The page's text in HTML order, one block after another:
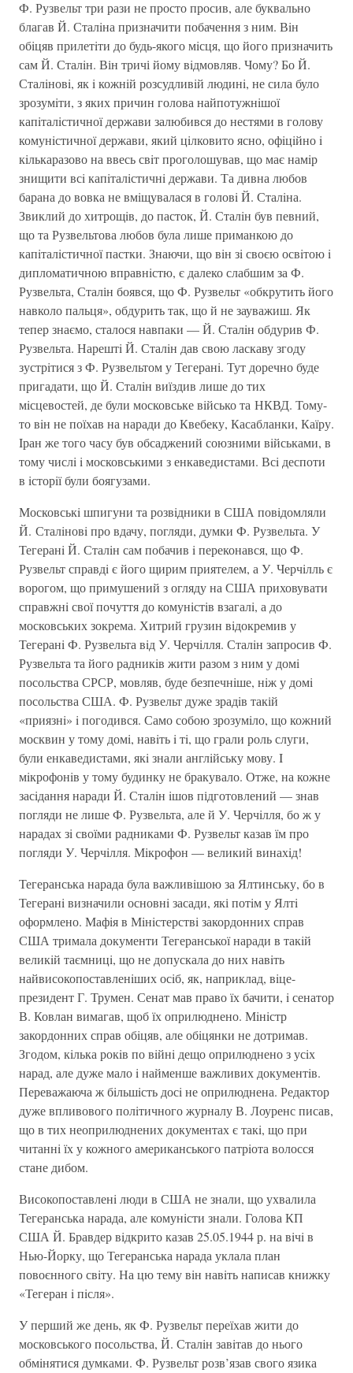
Ф. Рузвельт три рази не просто просив, але буквально
благав Й. Сталiна призначити побачення з ним. Вiн
обiцяв прилетiти до будь-якого мiсця, що його призначить
сам Й. Сталiн. Він тричі йому вiдмовляв. Чому? Бо Й.
Сталiновi, як i кожнiй розсудливiй людинi, не сила було
зрозумiти, з яких причин голова найпотужнiшої
капiталiстичної держави залюбився до нестями в голову
комунiстичної держави, який цiлковито ясно, офiцiйно i
кiлькаразово на ввесь свiт проголошував, що має намiр
знищити всi капiталiстичнi держави. Та дивна любов
барана до вовка не вмiщувалася в головi Й. Сталiна.
Звиклий до хитрощiв, до пасток, Й. Сталiн був певний,
що та Рузвельтова любов була лише приманкою до
капiталiстичної пастки. Знаючи, що вiн зi своєю освiтою i
дипломатичною вправнiстю, є далеко слабшим за Ф.
Рузвельта, Сталін боявся, що Ф. Рузвельт «обкрутить його
навколо пальця», обдурить так, що й не зауважиш. Як
тепер знаємо, сталося навпаки — Й. Сталiн обдурив Ф.
Рузвельта. Нарештi Й. Сталiн дав свою ласкаву згоду
зустрiтися з Ф. Рузвельтом у Тегеранi. Тут доречно буде
пригадати, що Й. Сталiн виїздив лише до тих
мiсцевостей, де були московське вiйсько та НКВД. Тому-
то вiн не поїхав на наради до Квебеку, Касабланки, Каїру.
Iран же того часу був обсаджений союзними вiйськами, в
тому числi i московськими з енкаведистами. Всi деспоти
в iсторiї були боягузами.
Московськi шпигуни та розвiдники в США повiдомляли
Й. Сталiновi про вдачу, погляди, думки Ф. Рузвельта. У
Тегеранi Й. Сталiн сам побачив i переконався, що Ф.
Рузвельт справдi є його щирим приятелем, а У. Черчiлль є
ворогом, що примушений з огляду на США приховувати
справжнi свої почуття до комунiстiв взагалi, а до
московських зокрема. Хитрий грузин вiдокремив у
Тегеранi Ф. Рузвельта вiд У. Черчiлля. Сталiн запросив Ф.
Рузвельта та його радникiв жити разом з ним у домi
посольства СРСР, мовляв, буде безпечнiше, нiж у домi
посольства США. Ф. Рузвельт дуже зрадiв такій
«приязнi» i погодився. Само собою зрозумiло, що кожний
москвин у тому домi, навiть i тi, що грали роль слуги,
були енкаведистами, якi знали англiйську мову. I
мiкрофонiв у тому будинку не бракувало. Отже, на кожне
засiдання наради Й. Сталiн iшов підготовлений — знав
погляди не лише Ф. Рузвельта, але й У. Черчiлля, бо ж у
нарадах зi своїми радниками Ф. Рузвельт казав їм про
погляди У. Черчiлля. Мiкрофон — великий винахiд!
Тегеранська нарада була важливiшою за Ялтинську, бо в
Тегеранi визначили основнi засади, які потiм у Ялтi
оформлено. Мафiя в Мiнiстерствi закордонних справ
США тримала документи Тегеранської наради в такiй
великiй таємницi, що не допускала до них навiть
найвисокопоставленiших осiб, як, наприклад, вiце-
президент Г. Трумен. Сенат мав право їх бачити, i сенатор
В. Ковлан вимагав, щоб їх оприлюднено. Мiнiстр
закордонних справ обiцяв, але обiцянки не дотримав.
Згодом, кiлька рокiв по вiйнi дещо оприлюднено з усiх
нарад, але дуже мало i найменше важливих документiв.
Переважаюча ж бiльшiсть досi не оприлюднена. Редактор
дуже впливового полiтичного журналу В. Лоуренс писав,
що в тих неоприлюднених документах є такi, що при
читаннi їх у кожного американського патрiота волосся
стане дибом.
Високопоставленi люди в США не знали, що ухвалила
Тегеранська нарада, але комунiсти знали. Голова КП
США Й. Бравдер вiдкрито казав 25.05.1944 р. на вiчi в
Нью-Йорку, що Тегеранська нарада уклала план
повоєнного свiту. На цю тему вiн навiть написав книжку
«Тегеран i пiсля».
У перший же день, як Ф. Рузвельт переїхав жити до
московського посольства, Й. Сталiн завiтав до нього
обмiнятися думками. Ф. Рузвельт розв’язав свого язика